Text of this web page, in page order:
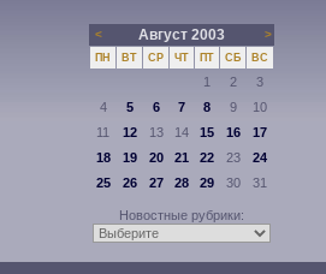
< Август 2003 >
ПН ВТ СР ЧТ ПТ СБ ВС
1 2
3
4
5 6 7 8 9
10
11
12 13 14 15 16
17
18
19 20 21 22 23
24
25
26 27 28 29 30 31
Новостные рубрики: